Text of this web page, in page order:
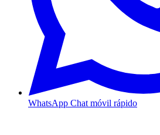
WhatsApp Chat móvil rápido